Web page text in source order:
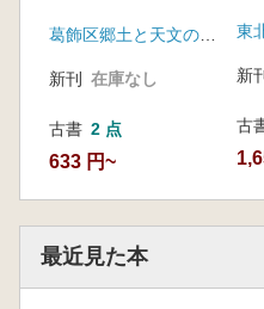
新刊 在庫なし
古書 2 点
633 円~
新刊
古
最近見た本